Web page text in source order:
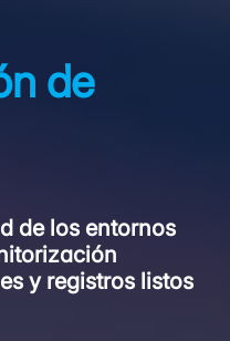
de
de los entornos
y registros listos